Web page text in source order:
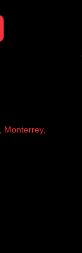
Monterrey,